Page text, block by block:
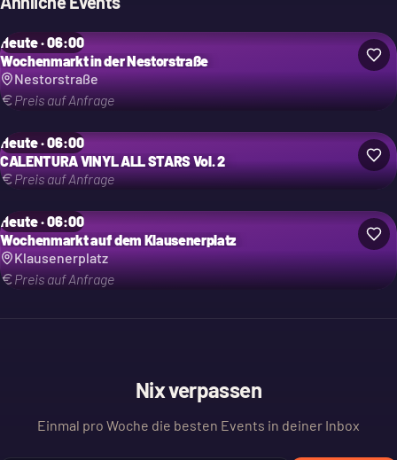
Heute · 06:00
Wochenmarkt in der Nestorstraße
Nestorstraße
Preis auf Anfrage
Heute · 06:00
CALENTURA VINYL ALL STARS Vol. 2
Preis auf Anfrage
Heute · 06:00
Wochenmarkt auf dem Klausenerplatz
Klausenerplatz
Preis auf Anfrage
Nix verpassen
Einmal pro Woche die besten Events in deiner Inbox